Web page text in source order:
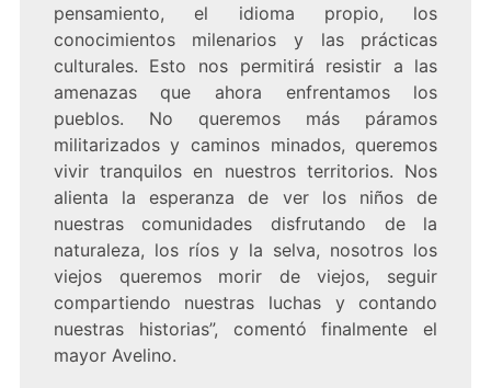
pensamiento, el idioma propio, los
conocimientos milenarios y las prácticas
culturales. Esto nos permitirá resistir a las
amenazas que ahora enfrentamos los
pueblos. No queremos más páramos
militarizados y caminos minados, queremos
vivir tranquilos en nuestros territorios. Nos
alienta la esperanza de ver los niños de
nuestras comunidades disfrutando de la
naturaleza, los ríos y la selva, nosotros los
viejos queremos morir de viejos, seguir
compartiendo nuestras luchas y contando
nuestras historias”, comentó finalmente el
mayor Avelino.